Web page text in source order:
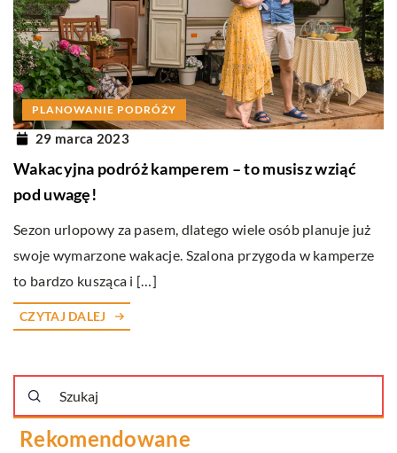
PLANOWANIE PODRÓŻY
29 marca 2023
Wakacyjna podróż kamperem – to musisz wziąć
pod uwagę!
Sezon urlopowy za pasem, dlatego wiele osób planuje już
swoje wymarzone wakacje. Szalona przygoda w kamperze
to bardzo kusząca i […]
CZYTAJ DALEJ
Rekomendowane